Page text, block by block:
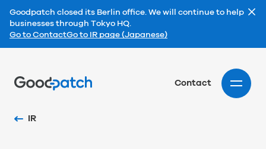
Goodpatch closed its Berlin office. We will continue to help
businesses through Tokyo HQ.
Go to ContactGo to IR page (Japanese)
Contact
IR